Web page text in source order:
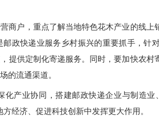
商户，重点了解当地特色花木产业的线
政快递业服务乡村振兴的重要抓手，针
提供定制化寄递服务。同时，要加快农
的流通渠道。
产业协同，搭建邮政快递企业与制造业
经济、促进科技创新中发挥更大作用。